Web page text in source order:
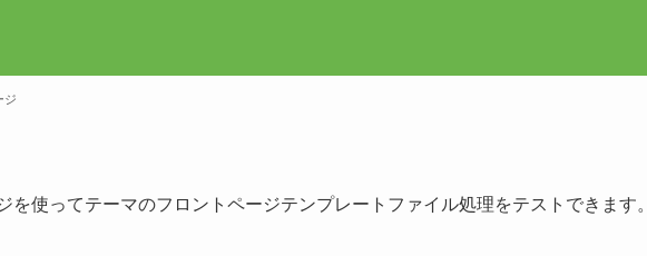
ジ
を使ってテーマのフロントページテンプレートファイル処理をテストできます。